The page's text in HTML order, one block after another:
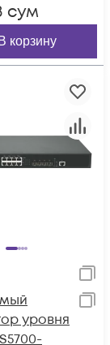
сум
В корзину
уровня